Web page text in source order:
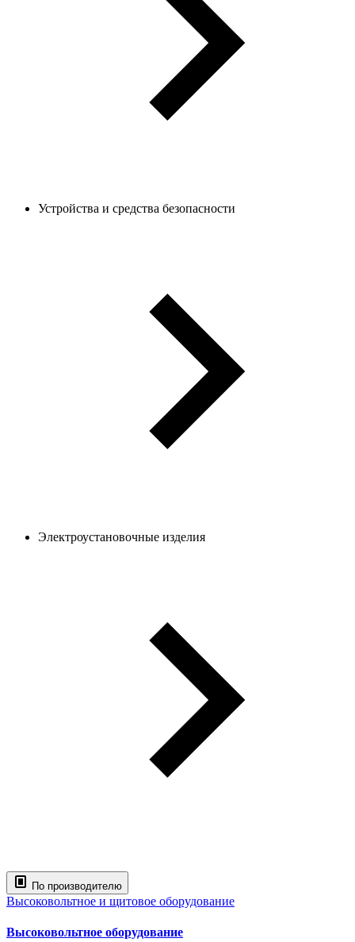
Устройства и средства безопасности
Электроустановочные изделия
По производителю
Высоковольтное и щитовое оборудование
Высоковольтное оборудование